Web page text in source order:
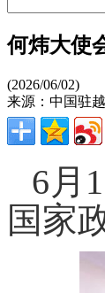
何炜大使
(2026/06/02)
来源：中国驻
6月
国家